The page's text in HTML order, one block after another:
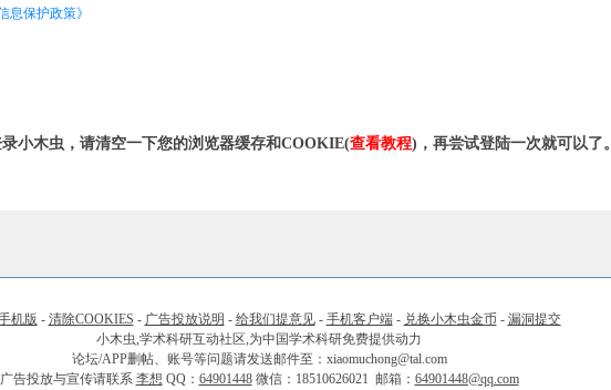
息保护政策》
小木虫，请清空一下您的浏览器缓存和COOKIE(查看教程)，再尝试登陆一次就可以了。
机版 - 清除COOKIES - 广告投放说明 - 给我们提意见- 手机客户端- 兑换小木虫金币 - 漏洞提交
小木虫,学术科研互动社区,为中国学术科研免费提供动力
论坛/APP删帖、账号等问题请发送邮件至：xiaomuchong@tal.com
广告投放与宣传请联系 李想 QQ： 64901448微信：18510626021 邮箱： 64901448@qq.com